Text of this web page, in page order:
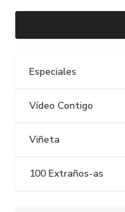
Especiales
Vídeo Contigo
Viñeta
100 Extraños-as